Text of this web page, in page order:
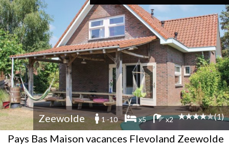
Zeewolde 1 -10 x5 x2 (1)
Pays Bas Maison vacances Flevoland Zeewolde